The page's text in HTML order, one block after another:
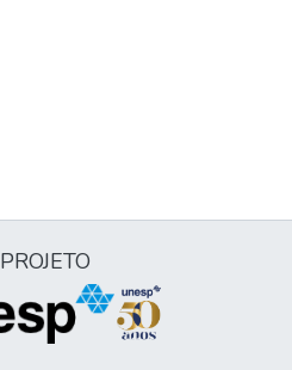
PROJETO